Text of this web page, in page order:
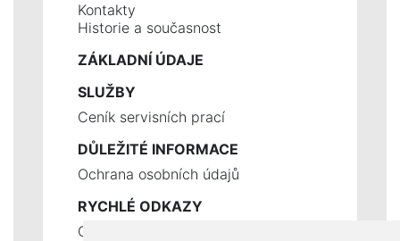
Kontakty
Historie a současnost
ZÁKLADNÍ ÚDAJE
SLUŽBY
Ceník servisních prací
DŮLEŽITÉ INFORMACE
Ochrana osobních údajů
RYCHLÉ ODKAZY
Odstoupení od smlouvy